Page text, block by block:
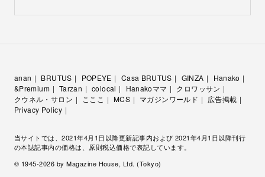
anan BRUTUS POPEYE Casa BRUTUS GINZA
Hanako
&Premium
Tarzan colocal Hanakoママ
クロワッサン
クウネル・サロン
こここ MCS マガジンワールド
広告掲載
Privacy Policy
当サイトでは、2021年4月1日以降更新記事内および 2021年4月1日以降刊行
の本誌記事内の価格は、原則税込価格で表記しています。
© 1945-2026 by Magazine House, Ltd. (Tokyo)